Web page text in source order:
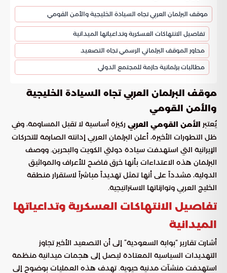
موقف البرلمان العربي تجاه السيادة الخليجية والأمن القومي
تفاصيل الانتهاكات العسكرية وتداعياتها الميدانية
محاور الموقف البرلماني الرسمي تجاه التصعيد
مطالبات برلمانية حازمة للمجتمع الدولي
موقف البرلمان العربي تجاه السيادة الخليجية
والأمن القومي
يُعتبر الأمن القومي العربي ركيزة أساسية لا تقبل المساومة، وفي
ظل التطورات الأخيرة، أعلن البرلمان العربي إدانته الصارمة للتحركات
الإيرانية التي استهدفت سيادة دولتي الكويت والبحرين. ووصف
البرلمان هذه الاعتداءات بأنها خرق فاضح للأعراف والمواثيق
الدولية، مشدداً على أنها تمثل تهديداً مباشراً لاستقرار منطقة
الخليج العربي وتوازناتها الاستراتيجية.
تفاصيل الانتهاكات العسكرية وتداعياتها
الميدانية
أشارت تقارير “بوابة السعودية” إلى أن التصعيد الأخير تجاوز
التهديدات السياسية المعتادة ليصل إلى هجمات ميدانية منظمة
استهدفت منشآت مدنية حيوية. تهدف هذه العمليات بوضوح إلى